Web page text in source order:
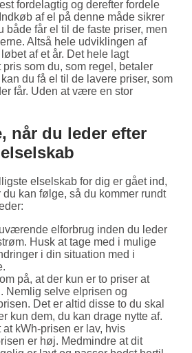
fordelagtig og derefter fordele
af el på denne måde sikrer
både får el til de faste priser, men
Altså hele udviklingen af
af et år. Det hele lagt
som du, som regel, betaler
du få el til de lavere priser, som
får. Uden at være en stor
når du leder efter
elselskab for dig er gået ind,
kan følge, så du kommer rundt
elforbrug inden du leder
Husk at tage med i mulige
i din situation med i
på, at der kun er to priser at
Nemlig selve elprisen og
Det er altid disse to du skal
kun dem, du kan drage nytte af.
at kWh-prisen er lav, hvis
er høj. Medmindre at dit